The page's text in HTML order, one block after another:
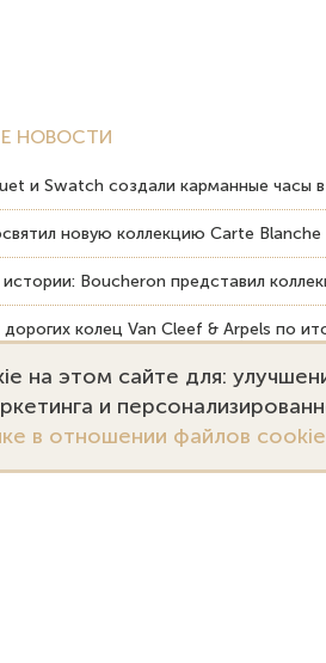
НОВОСТИ
и Swatch создали карманные часы
новую коллекцию Carte
истории: Boucheron представил
колец Van Cleef & Arpels по
драгоценных камней влияет на
этом сайте для:
и
в отношении файлов cookie